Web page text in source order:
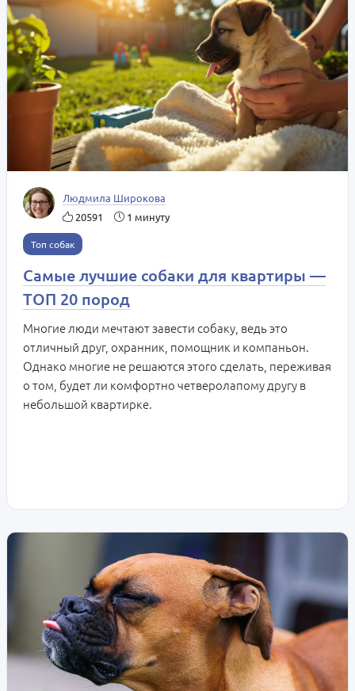
Людмила Широкова
20591
1 минуту
Топ собак
Самые лучшие собаки для квартиры —
ТОП 20 пород
Многие люди мечтают завести собаку, ведь это
отличный друг, охранник, помощник и компаньон.
Однако многие не решаются этого сделать, переживая
о том, будет ли комфортно четверолапому другу в
небольшой квартирке.